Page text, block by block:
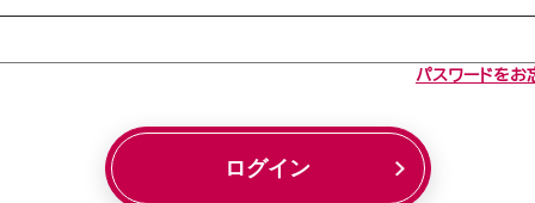
パスワードをお
ログイン